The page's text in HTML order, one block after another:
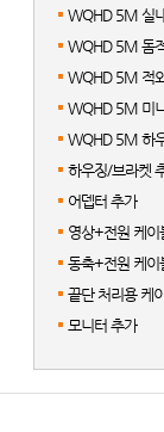
WQHD 5M 실
WQHD 5M 돔
WQHD 5M 적
WQHD 5M 미
WQHD 5M 하
하우징/브라켓
어뎁터 추가
영상+전원 케이
동축+전원 케이
끝단 처리용 케
모니터 추가